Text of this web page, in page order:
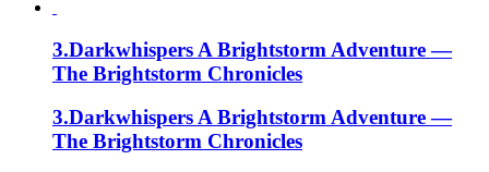
3.Darkwhispers A Brightstorm Adventure —
The Brightstorm Chronicles
3.Darkwhispers A Brightstorm Adventure —
The Brightstorm Chronicles